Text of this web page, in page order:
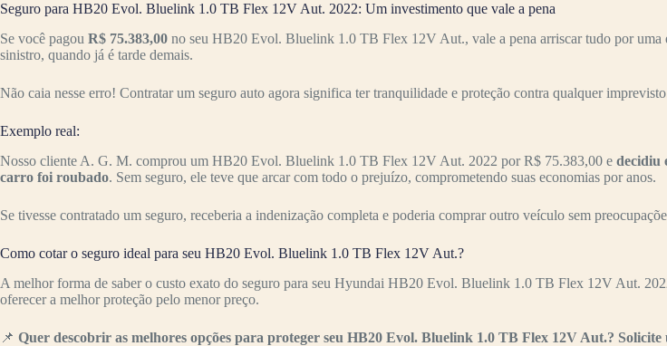
Seguro para HB20 Evol. Bluelink 1.0 TB Flex 12V Aut. 2022: Um investimento que vale a pena
Se você pagou R$ 75.383,00 no seu HB20 Evol. Bluelink 1.0 TB Flex 12V Aut., vale a pena arriscar tudo por uma
sinistro, quando já é tarde demais.
Não caia nesse erro! Contratar um seguro auto agora significa ter tranquilidade e proteção contra qualquer
Exemplo real:
Nosso cliente A. G. M. comprou um HB20 Evol. Bluelink 1.0 TB Flex 12V Aut. 2022 por R$ 75.383,00 e decidiu
carro foi roubado. Sem seguro, ele teve que arcar com todo o prejuízo, comprometendo suas economias por anos.
Se tivesse contratado um seguro, receberia a indenização completa e poderia comprar outro veículo sem
Como cotar o seguro ideal para seu HB20 Evol. Bluelink 1.0 TB Flex 12V Aut.?
A melhor forma de saber o custo exato do seguro para seu Hyundai HB20 Evol. Bluelink 1.0 TB Flex 12V Aut.
oferecer a melhor proteção pelo menor preço.
📌 Quer descobrir as melhores opções para proteger seu HB20 Evol. Bluelink 1.0 TB Flex 12V Aut.? Solicite